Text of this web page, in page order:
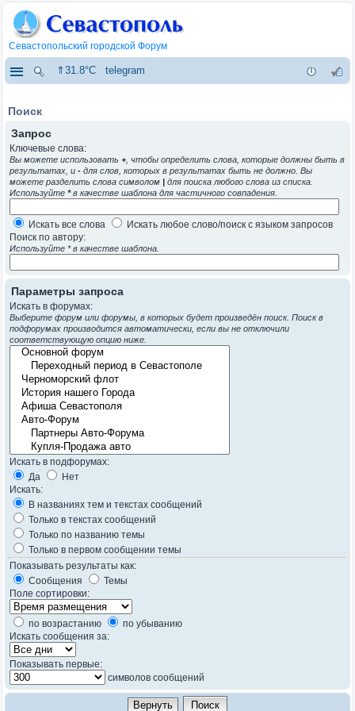
Севастопольский городской Форум
⇑31.8°C telegram
Поиск
Запрос
Ключевые слова:
Вы можете использовать +, чтобы определить слова, которые должны быть в
результатах, и - для слов, которых в результатах быть не должно. Вы
можете разделить слова символом | для поиска любого слова из списка.
Используйте *в качестве шаблона для частичного совпадения.
Искать все слова
Искать любое слово/поиск с языком запросов
Поиск по автору:
Используйте * в качестве шаблона.
Параметры запроса
Искать в форумах:
Выберите форум или форумы, в которых будет произведён поиск. Поиск в
подфорумах производится автоматически, если вы не отключили
соответствующую опцию ниже.
Искать в подфорумах:
Да
Нет
Искать:
В названиях тем и текстах сообщений
Только в текстах сообщений
Только по названию темы
Только в первом сообщении темы
Показывать результаты как:
Сообщения
Темы
Поле сортировки:
по возрастанию
по убыванию
Искать сообщения за:
Показывать первые:
символов сообщений